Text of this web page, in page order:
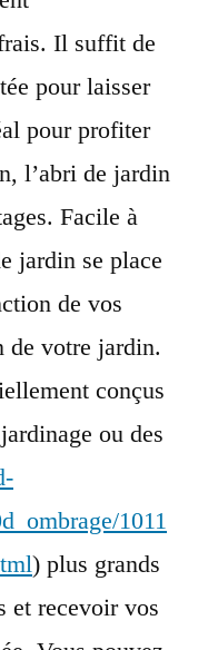
Il suffit de
pour laisser
pour profiter
l’abri de jardin
Facile à
jardin se place
de vos
de votre jardin.
conçus
ou des
1011
) plus grands
et recevoir vos